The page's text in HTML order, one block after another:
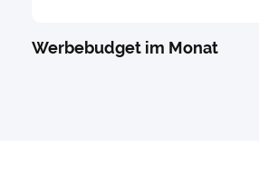
Werbebudget im Monat